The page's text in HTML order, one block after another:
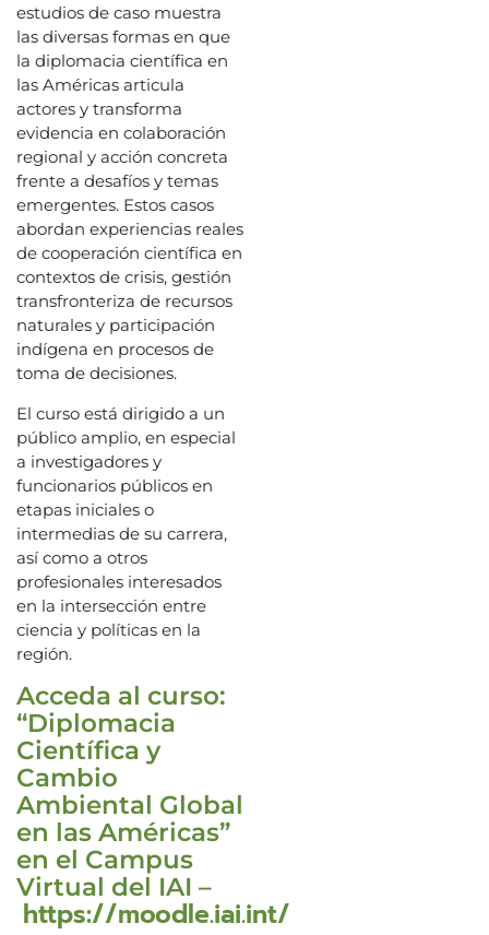
estudios de caso muestra
las diversas formas en que
la diplomacia científica en
las Américas articula
actores y transforma
evidencia en colaboración
regional y acción concreta
frente a desafíos y temas
emergentes. Estos casos
abordan experiencias reales
de cooperación científica en
contextos de crisis, gestión
transfronteriza de recursos
naturales y participación
indígena en procesos de
toma de decisiones.
El curso está dirigido a un
público amplio, en especial
a investigadores y
funcionarios públicos en
etapas iniciales o
intermedias de su carrera,
así como a otros
profesionales interesados
en la intersección entre
ciencia y políticas en la
región.
Acceda al curso:
“Diplomacia
Científica y
Cambio
Ambiental Global
en las Américas”
en el Campus
Virtual del IAI –
https://moodle.iai.int/